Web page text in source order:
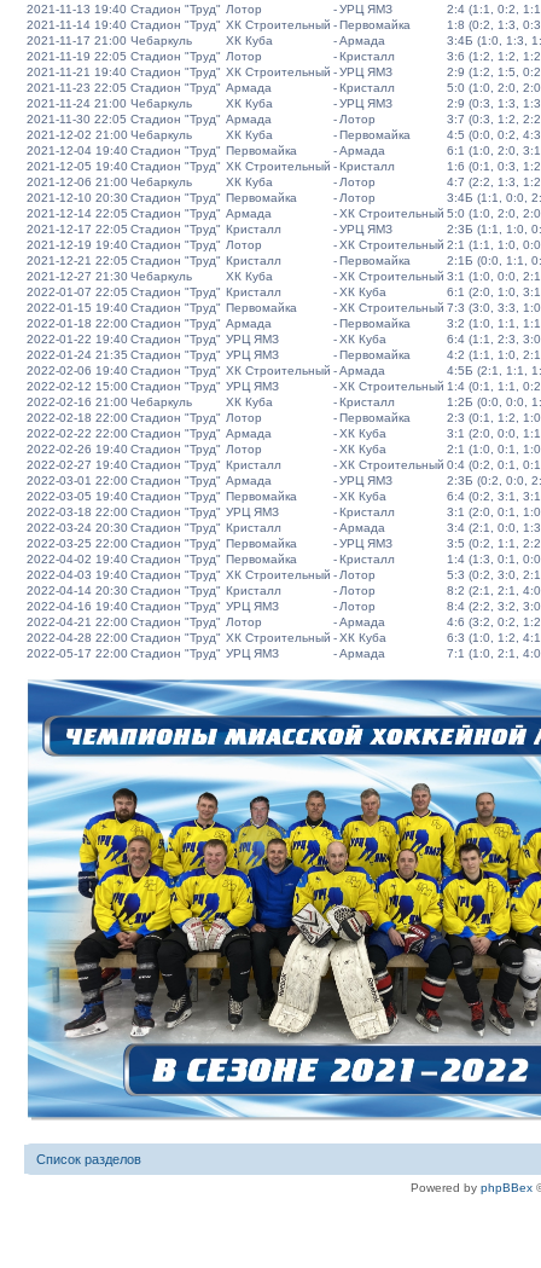
2021-11-13 19:40 Стадион "Труд" Лотор -УРЦ ЯМЗ
2:4 (1:1, 0:2,
2021-11-14 19:40 Стадион "Труд" ХК Строительный -Первомайка
1:8 (0:2, 1:3,
2021-11-17 21:00 Чебаркуль ХК Куба -Армада
3:4Б (1:0, 1:3,
2021-11-19 22:05 Стадион "Труд" Лотор -Кристалл
3:6 (1:2, 1:2,
2021-11-21 19:40 Стадион "Труд" ХК Строительный -УРЦ ЯМЗ
2:9 (1:2, 1:5,
2021-11-23 22:05 Стадион "Труд" Армада -Кристалл
5:0 (1:0, 2:0,
2021-11-24 21:00 Чебаркуль ХК Куба -УРЦ ЯМЗ
2:9 (0:3, 1:3,
2021-11-30 22:05 Стадион "Труд" Армада - Лотор
3:7 (0:3, 1:2,
2021-12-02 21:00Чебаркуль ХК Куба -Первомайка
4:5 (0:0, 0:2,
2021-12-04 19:40Стадион "Труд" Первомайка -Армада
6:1 (1:0, 2:0,
2021-12-05 19:40Стадион "Труд" ХК Строительный -Кристалл
1:6 (0:1, 0:3,
2021-12-06 21:00Чебаркуль ХК Куба - Лотор
4:7 (2:2, 1:3,
2021-12-10 20:30Стадион "Труд" Первомайка - Лотор
3:4Б (1:1, 0:0,
2021-12-14 22:05 Стадион "Труд" Армада -ХК Строительный 5:0 (1:0, 2:0,
2021-12-17 22:05 Стадион "Труд" Кристалл -УРЦ ЯМЗ
2:3Б (1:1, 1:0,
2021-12-19 19:40Стадион "Труд" Лотор -ХК Строительный 2:1 (1:1, 1:0,
2021-12-21 22:05 Стадион "Труд" Кристалл -Первомайка
2:1Б (0:0, 1:1,
2021-12-27 21:30Чебаркуль ХК Куба -ХК Строительный 3:1 (1:0, 0:0,
2022-01-07 22:05 Стадион "Труд" Кристалл -ХК Куба
6:1 (2:0, 1:0,
2022-01-15 19:40Стадион "Труд" Первомайка -ХК Строительный 7:3 (3:0, 3:3,
2022-01-18 22:00Стадион "Труд" Армада -Первомайка
3:2 (1:0, 1:1,
2022-01-22 19:40Стадион "Труд" УРЦ ЯМЗ -ХК Куба
6:4 (1:1, 2:3,
2022-01-24 21:35 Стадион "Труд" УРЦ ЯМЗ -Первомайка
4:2 (1:1, 1:0,
2022-02-06 19:40Стадион "Труд" ХК Строительный -Армада
4:5Б (2:1, 1:1,
2022-02-12 15:00Стадион "Труд" УРЦ ЯМЗ -ХК Строительный 1:4 (0:1, 1:1,
2022-02-16 21:00Чебаркуль ХК Куба -Кристалл
1:2Б (0:0, 0:0,
2022-02-18 22:00Стадион "Труд" Лотор -Первомайка
2:3 (0:1, 1:2,
2022-02-22 22:00Стадион "Труд" Армада -ХК Куба
3:1 (2:0, 0:0,
2022-02-26 19:40Стадион "Труд" Лотор -ХК Куба
2:1 (1:0, 0:1,
2022-02-27 19:40Стадион "Труд" Кристалл -ХК Строительный 0:4 (0:2, 0:1,
2022-03-01 22:00Стадион "Труд" Армада -УРЦ ЯМЗ
2:3Б (0:2, 0:0,
2022-03-05 19:40Стадион "Труд" Первомайка -ХК Куба
6:4 (0:2, 3:1,
2022-03-18 22:00Стадион "Труд" УРЦ ЯМЗ -Кристалл
3:1 (2:0, 0:1,
2022-03-24 20:30Стадион "Труд" Кристалл -Армада
3:4 (2:1, 0:0,
2022-03-25 22:00Стадион "Труд" Первомайка -УРЦ ЯМЗ
3:5 (0:2, 1:1,
2022-04-02 19:40Стадион "Труд" Первомайка -Кристалл
1:4 (1:3, 0:1,
2022-04-03 19:40Стадион "Труд" ХК Строительный - Лотор
5:3 (0:2, 3:0,
2022-04-14 20:30Стадион "Труд" Кристалл - Лотор
8:2 (2:1, 2:1,
2022-04-16 19:40Стадион "Труд" УРЦ ЯМЗ - Лотор
8:4 (2:2, 3:2,
2022-04-21 22:00Стадион "Труд" Лотор -Армада
4:6 (3:2, 0:2,
2022-04-28 22:00Стадион "Труд" ХК Строительный -ХК Куба
6:3 (1:0, 1:2,
2022-05-17 22:00Стадион "Труд" УРЦ ЯМЗ -Армада 7:1 (1:0, 2:1,
Список разделов
Powered by phpBBex